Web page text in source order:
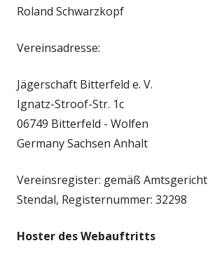
Roland Schwarzkopf
Vereinsadresse:
Jägerschaft Bitterfeld e. V.
Ignatz-Stroof-Str. 1c
06749 Bitterfeld - Wolfen
Germany Sachsen Anhalt
Vereinsregister: gemäß Amtsgericht
Stendal, Registernummer: 32298
Hoster des Webauftritts